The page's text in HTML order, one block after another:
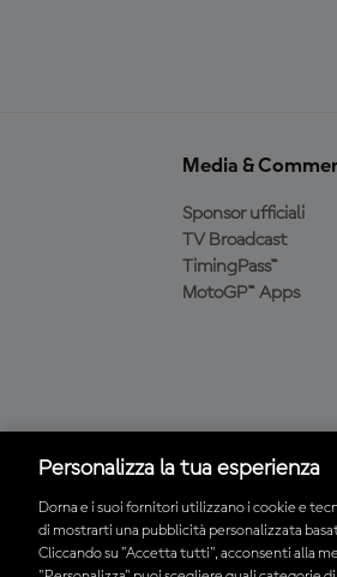
Media &
Sponsor ufficiali
TV Broadcast
TimingPass™
MotoGP™ Apps
MotoGP™
© 2026 MotoGP Sports
Personalizza la tua esperienza
Dorna e i suoi fornitori utilizzano i cookie e
di mostrarti una pubblicità personalizzata
Cliccando su "Accetta tutti", acconsenti alla